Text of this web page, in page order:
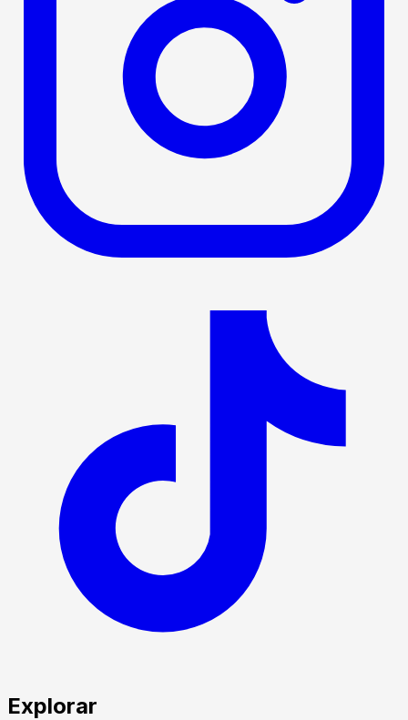
Explorar